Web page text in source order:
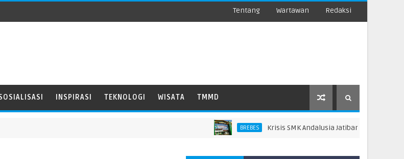
Tentang Wartawan Redaksi
INSPIRASI TEKNOLOGI WISATA TMMD
BREBES Krisis SMK Andalusia Jatibarang Brebes: Murid